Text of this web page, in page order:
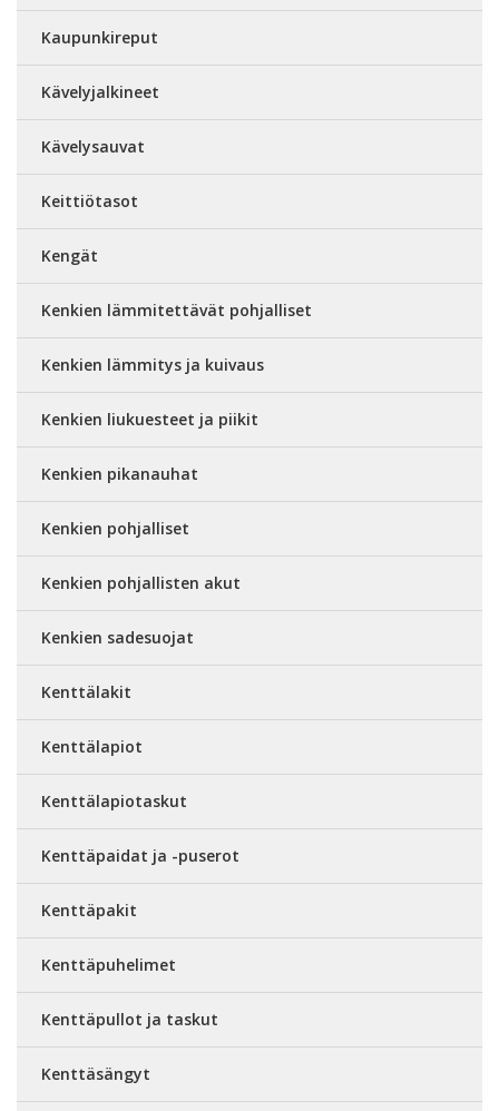
Kaupunkireput
Kävelyjalkineet
Kävelysauvat
Keittiötasot
Kengät
Kenkien lämmitettävät pohjalliset
Kenkien lämmitys ja kuivaus
Kenkien liukuesteet ja piikit
Kenkien pikanauhat
Kenkien pohjalliset
Kenkien pohjallisten akut
Kenkien sadesuojat
Kenttälakit
Kenttälapiot
Kenttälapiotaskut
Kenttäpaidat ja -puserot
Kenttäpakit
Kenttäpuhelimet
Kenttäpullot ja taskut
Kenttäsängyt